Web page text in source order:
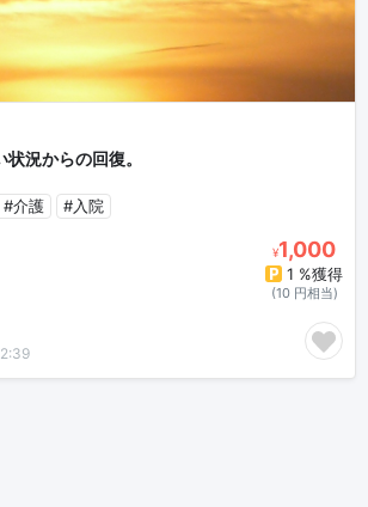
況からの回復。
#介護 #入院
¥1,000
1 %獲得
(10 円相当)